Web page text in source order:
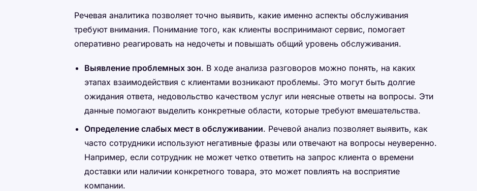
Речевая аналитика позволяет точно выявить, какие именно аспекты обслуживания
требуют внимания. Понимание того, как клиенты воспринимают сервис, помогает
оперативно реагировать на недочеты и повышать общий уровень обслуживания.
Выявление проблемных зон. В ходе анализа разговоров можно понять, на каких
этапах взаимодействия с клиентами возникают проблемы. Это могут быть долгие
ожидания ответа, недовольство качеством услуг или неясные ответы на вопросы. Эти
данные помогают выделить конкретные области, которые требуют вмешательства.
Определение слабых мест в обслуживании. Речевой анализ позволяет выявить, как
часто сотрудники используют негативные фразы или отвечают на вопросы неуверенно.
Например, если сотрудник не может четко ответить на запрос клиента о времени
доставки или наличии конкретного товара, это может повлиять на восприятие
компании.